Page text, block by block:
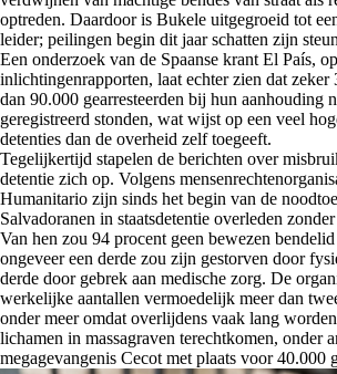
optreden. Daardoor is Bukele uitgegroeid tot
leider; peilingen begin dit jaar schatten zijn
Een onderzoek van de Spaanse krant El País,
inlichtingenrapporten, laat echter zien dat zeker
dan 90.000 gearresteerden bij hun aanhouding
geregistreerd stonden, wat wijst op een veel
detenties dan de overheid zelf toegeeft.
Tegelijkertijd stapelen de berichten over
detentie zich op. Volgens
Humanitario zijn sinds het begin van de
Salvadoranen in staatsdetentie overleden
Van hen zou 94 procent geen bewezen
ongeveer een derde zou zijn gestorven door
derde door gebrek aan medische zorg. De
werkelijke aantallen vermoedelijk meer dan
onder meer omdat overlijdens vaak lang
lichamen in massagraven terechtkomen, onder
megagevangenis Cecot met plaats voor 40.000